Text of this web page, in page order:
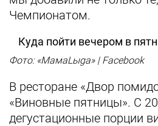
Чемпионатом.
Куда пойти вечером в
Фото: «МамаLыga» | Facebook
В ресторане «Двор
«Виновные пятницы». С
дегустационные порции